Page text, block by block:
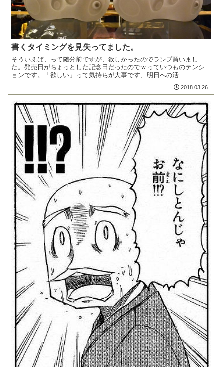
書くタイミングを見失ってました。
そういえば、って随分前ですが、欲しかったのでランプ買いまし
た。発売日がちょっとした記念日だったのでｗっていつものテンシ
ョンです。「欲しい」って気持ちが大事です、明日への活...
2018.03.26